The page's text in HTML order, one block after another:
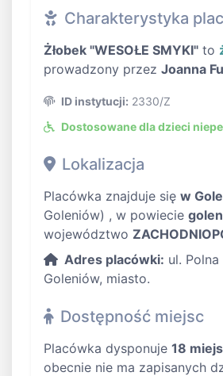
Charakterystyka
Żłobek "WESOŁE SMYKI" to
prowadzony przez Joanna
ID instytucji: 2330/Z
Dostosowane dla dzieci
Lokalizacja
Placówka znajduje się w
Goleniów) , w powiecie
województwo
Adres placówki: ul.
Goleniów, miasto.
Dostępność miejsc
Placówka dysponuje 18
obecnie nie ma zapisanych